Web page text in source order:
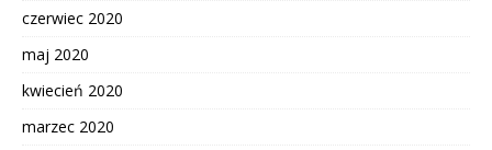
czerwiec 2020
maj 2020
kwiecień 2020
marzec 2020